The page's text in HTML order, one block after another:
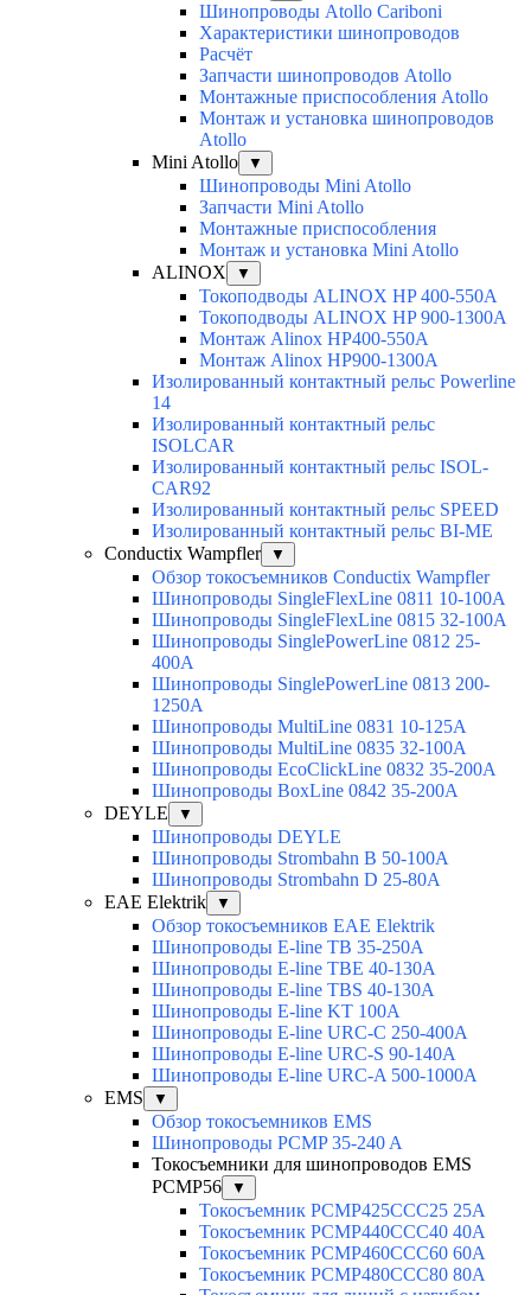
Шинопроводы Atollo Cariboni
Характеристики шинопроводов
Расчёт
Запчасти шинопроводов Atollo
Монтажные приспособления Atollo
Монтаж и установка шинопроводов
Atollo
Mini Atollo
▼
Шинопроводы Mini Atollo
Запчасти Mini Atollo
Монтажные приспособления
Монтаж и установка Mini Atollo
ALINOX
▼
Токоподводы ALINOX HP 400-550A
Токоподводы ALINOX HP 900-1300A
Монтаж Alinox HP400-550A
Монтаж Alinox HP900-1300A
Изолированный контактный рельс Powerline
14
Изолированный контактный рельс
ISOLCAR
Изолированный контактный рельс ISOL-
CAR92
Изолированный контактный рельс SPEED
Изолированный контактный рельс BI-ME
Conductix Wampfler
▼
Обзор токосъемников Conductix Wampfler
Шинопроводы SingleFlexLine 0811 10-100A
Шинопроводы SingleFlexLine 0815 32-100A
Шинопроводы SinglePowerLine 0812 25-
400A
Шинопроводы SinglePowerLine 0813 200-
1250A
Шинопроводы MultiLine 0831 10-125A
Шинопроводы MultiLine 0835 32-100A
Шинопроводы EcoClickLine 0832 35-200A
Шинопроводы BoxLine 0842 35-200A
DEYLE
▼
Шинопроводы DEYLE
Шинопроводы Strombahn B 50-100A
Шинопроводы Strombahn D 25-80A
EAE Elektrik
▼
Обзор токосъемников EAE Elektrik
Шинопроводы E-line TB 35-250A
Шинопроводы E-line TBE 40-130A
Шинопроводы E-line TBS 40-130A
Шинопроводы E-line KT 100A
Шинопроводы E-line URC-C 250-400A
Шинопроводы E-line URC-S 90-140A
Шинопроводы E-line URC-A 500-1000A
EMS
▼
Обзор токосъемников EMS
Шинопроводы PCMP 35-240 A
Токосъемники для шинопроводов EMS
PCMP56
▼
Токосъемник PCMP425CCC25 25А
Токосъемник PCMP440CCC40 40А
Токосъемник PCMP460CCC60 60А
Токосъемник PCMP480CCC80 80А